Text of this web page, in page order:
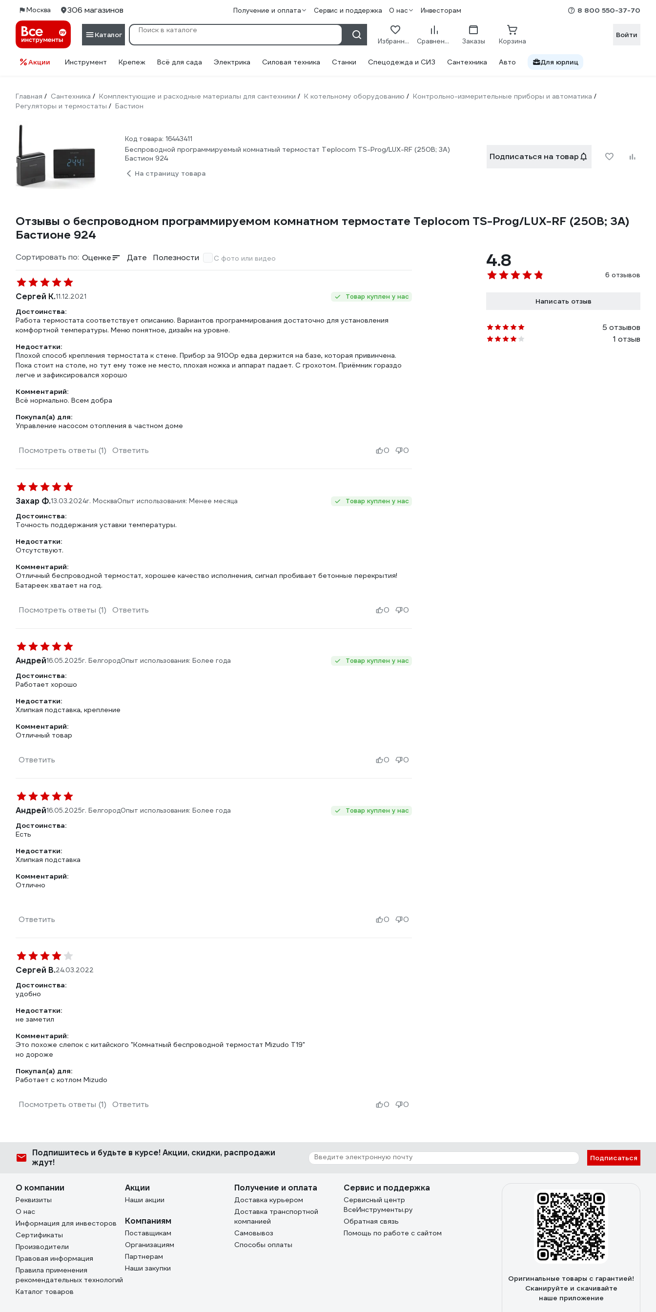
Москва 306 магазинов Получение и оплата Сервис и поддержка О нас Инвесторам 8 800 550-37-70
Каталог
Избранное Сравнение Заказы Корзина
Войти
Акции Инструмент Крепеж Всё для сада Электрика Силовая техника Станки Спецодежда и СИЗ Сантехника Авто Для юрлиц
Главная / Сантехника / Комплектующие и расходные материалы для сантехники / К котельному оборудованию / Контрольно-измерительные приборы и автоматика /
Регуляторы и термостаты / Бастион
Код товара: 16443411
Беспроводной программируемый комнатный термостат Teplocom TS-Prog/LUX-RF (250В; 3А)
Бастион 924
На страницу товара
Подписаться на товар
Отзывы о беспроводном программируемом комнатном термостате Teplocom TS-Prog/LUX-RF (250В; 3А)
Бастионе 924
Сортировать по: Оценке Дате Полезности С фото или видео
Сергей К.11.12.2021 Товар куплен у нас
Достоинства:
Работа термостата соответствует описанию. Вариантов программирования достаточно для установления
комфортной температуры. Меню понятное, дизайн на уровне.
Недостатки:
Плохой способ крепления термостата к стене. Прибор за 9100р едва держится на базе, которая привинчена.
Пока стоит на столе, но тут ему тоже не место, плохая ножка и аппарат падает. С грохотом. Приёмник гораздо
легче и зафиксировался хорошо
Комментарий:
Всё нормально. Всем добра
Покупал(а) для:
Управление насосом отопления в частном доме
Посмотреть ответы (1) Ответить 0 0
Захар Ф.13.03.2024г. МоскваОпыт использования: Менее месяца Товар куплен у нас
Достоинства:
Точность поддержания уставки температуры.
Недостатки:
Отсутствуют.
Комментарий:
Отличный беспроводной термостат, хорошее качество исполнения, сигнал пробивает бетонные перекрытия!
Батареек хватает на год.
Посмотреть ответы (1) Ответить 0 0
Андрей16.05.2025г. БелгородОпыт использования: Более года Товар куплен у нас
Достоинства:
Работает хорошо
Недостатки:
Хлипкая подставка, крепление
Комментарий:
Отличный товар
Ответить 0 0
Андрей16.05.2025г. БелгородОпыт использования: Более года Товар куплен у нас
Достоинства:
Есть
Недостатки:
Хлипкая подставка
Комментарий:
Отлично
Ответить 0 0
Сергей В.24.03.2022
Достоинства:
удобно
Недостатки:
не заметил
Комментарий:
Это похоже слепок с китайского "Комнатный беспроводной термостат Mizudo Т19"
но дороже
Покупал(а) для:
Работает с котлом Mizudo
Посмотреть ответы (1) Ответить 0 0
4.8
6 отзывов
Написать отзыв
5 отзывов
1 отзыв
Подпишитесь и будьте в курсе! Акции, скидки, распродажи
ждут!
Подписаться
О компании
Реквизиты
О нас
Информация для инвесторов
Сертификаты
Производители
Правовая информация
Правила применения
рекомендательных технологий
Каталог товаров
Акции
Наши акции
Компаниям
Поставщикам
Организациям
Партнерам
Наши закупки
Получение и оплата
Доставка курьером
Доставка транспортной
компанией
Самовывоз
Способы оплаты
Сервис и поддержка
Сервисный центр
ВсеИнструменты.ру
Обратная связь
Помощь по работе с сайтом
Оригинальные товары с гарантией!
Сканируйте и скачивайте
наше приложение